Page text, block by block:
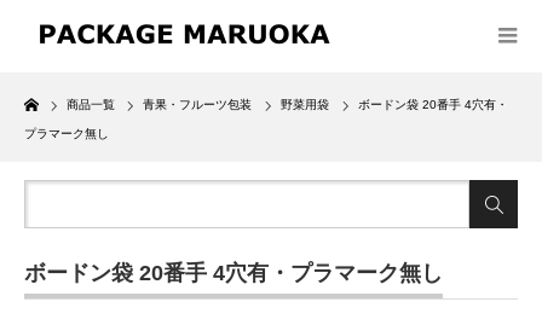
Home
商品一覧 青果・フルーツ包装 野菜用袋 ボードン袋 20番手 4穴有・
プラマーク無し
ボードン袋 20番手 4穴有・プラマーク無し